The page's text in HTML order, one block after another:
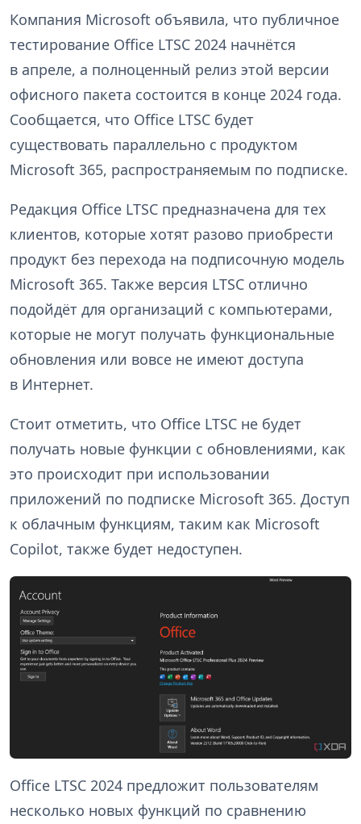
Компания Microsoft объявила, что публичное
тестирование Office LTSC 2024 начнётся
в апреле, а полноценный релиз этой версии
офисного пакета состоится в конце 2024 года.
Сообщается, что Office LTSC будет
существовать параллельно с продуктом
Microsoft 365, распространяемым по подписке.
Редакция Office LTSC предназначена для тех
клиентов, которые хотят разово приобрести
продукт без перехода на подписочную модель
Microsoft 365. Также версия LTSC отлично
подойдёт для организаций с компьютерами,
которые не могут получать функциональные
обновления или вовсе не имеют доступа
в Интернет.
Стоит отметить, что Office LTSC не будет
получать новые функции с обновлениями, как
это происходит при использовании
приложений по подписке Microsoft 365. Доступ
к облачным функциям, таким как Microsoft
Copilot, также будет недоступен.
Office LTSC 2024 предложит пользователям
несколько новых функций по сравнению